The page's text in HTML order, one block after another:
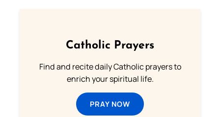
Catholic Prayers
Find and recite daily Catholic prayers to
enrich your spiritual life.
PRAY NOW